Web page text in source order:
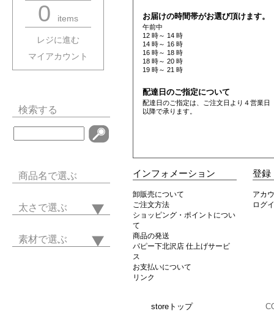
0 items
レジに進む
マイアカウント
検索する
商品名で選ぶ
太さで選ぶ
素材で選ぶ
お届けの時間帯がお選び頂けます。
午前中
12 時～ 14 時
14 時～ 16 時
16 時～ 18 時
18 時～ 20 時
19 時～ 21 時
配達日のご指定について
配達日のご指定は、ご注文日より４営業日
以降で承ります。
インフォメーション
卸販売について
ご注文方法
ショッピング・ポイントについ
て
商品の発送
パピー下北沢店 仕上げサービ
ス
お支払いについて
リンク
登録
アカ
ログ
storeトップ